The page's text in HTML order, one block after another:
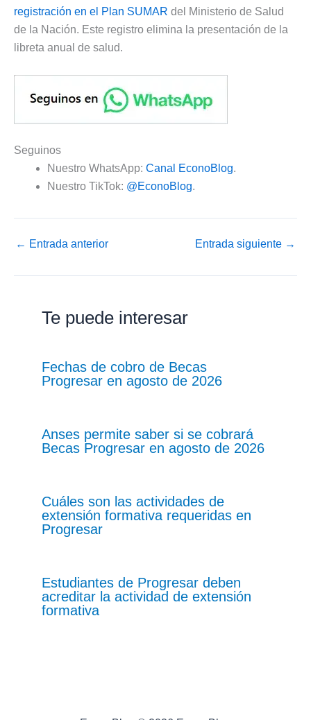
registración en el Plan SUMAR del Ministerio de Salud
de la Nación. Este registro elimina la presentación de la
libreta anual de salud.
Seguinos
Nuestro WhatsApp: Canal EconoBlog.
Nuestro TikTok: @EconoBlog.
← Entrada anterior Entrada siguiente →
Te puede interesar
Fechas de cobro de Becas
Progresar en agosto de 2026
Anses permite saber si se cobrará
Becas Progresar en agosto de 2026
Cuáles son las actividades de
extensión formativa requeridas en
Progresar
Estudiantes de Progresar deben
acreditar la actividad de extensión
formativa